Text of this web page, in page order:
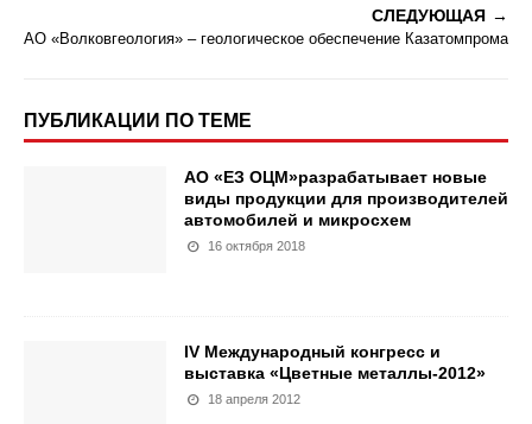
СЛЕДУЮЩАЯ
АО «Волковгеология» – геологическое обеспечение Казатомпрома
ПУБЛИКАЦИИ ПО ТЕМЕ
АО «ЕЗ ОЦМ»разрабатывает новые
виды продукции для производителей
автомобилей и микросхем
16 октября 2018
IV Международный конгресс и
выставка «Цветные металлы-2012»
18 апреля 2012